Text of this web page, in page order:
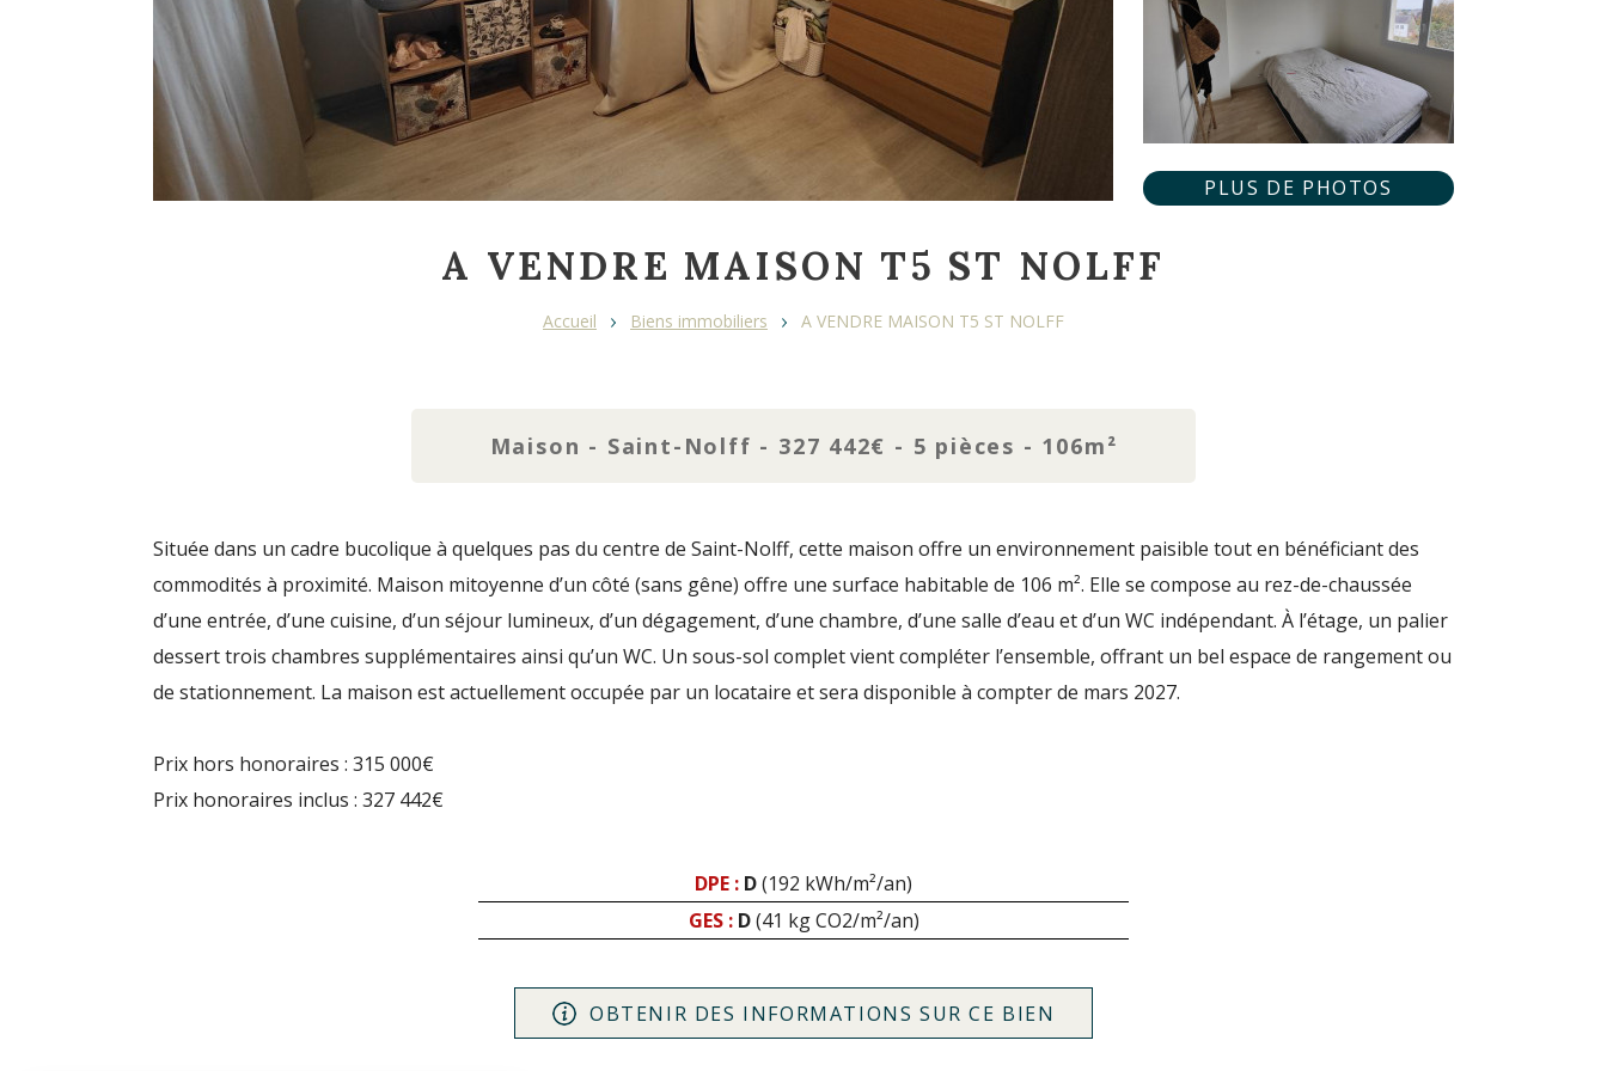
PLUS DE PHOTOS
A VENDRE MAISON T5 ST NOLFF
Accueil Biens immobiliers A VENDRE MAISON T5 ST NOLFF
Maison - Saint-Nolff - 327 442€ - 5 pièces - 106m²
Située dans un cadre bucolique à quelques pas du centre de Saint-Nolff, cette maison offre un environnement paisible tout en bénéficiant des
commodités à proximité. Maison mitoyenne d’un côté (sans gêne) offre une surface habitable de 106 m². Elle se compose au rez-de-chaussée
d’une entrée, d’une cuisine, d’un séjour lumineux, d’un dégagement, d’une chambre, d’une salle d’eau et d’un WC indépendant. À l’étage, un palier
dessert trois chambres supplémentaires ainsi qu’un WC. Un sous-sol complet vient compléter l’ensemble, offrant un bel espace de rangement ou
de stationnement. La maison est actuellement occupée par un locataire et sera disponible à compter de mars 2027.
Prix hors honoraires : 315 000€
Prix honoraires inclus : 327 442€
DPE : D(192 kWh/m²/an)
GES : D(41 kg CO2/m²/an)
OBTENIR DES INFORMATIONS SUR CE BIEN